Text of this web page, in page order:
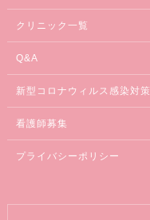
クリニック一覧
Q&A
新型コロナウィルス感染対策
看護師募集
プライバシーポリシー